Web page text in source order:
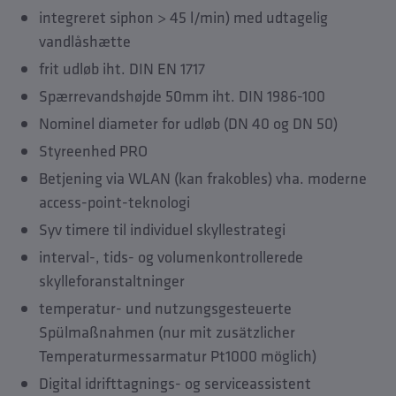
integreret siphon > 45 l/min) med udtagelig
vandlåshætte
frit udløb iht. DIN EN 1717
Spærrevandshøjde 50mm iht. DIN 1986-100
Nominel diameter for udløb (DN 40 og DN 50)
Styreenhed PRO
Betjening via WLAN (kan frakobles) vha. moderne
access-point-teknologi
Syv timere til individuel skyllestrategi
interval-, tids- og volumenkontrollerede
skylleforanstaltninger
temperatur- und nutzungsgesteuerte
Spülmaßnahmen (nur mit zusätzlicher
Temperaturmessarmatur Pt1000 möglich)
Digital idrifttagnings- og serviceassistent